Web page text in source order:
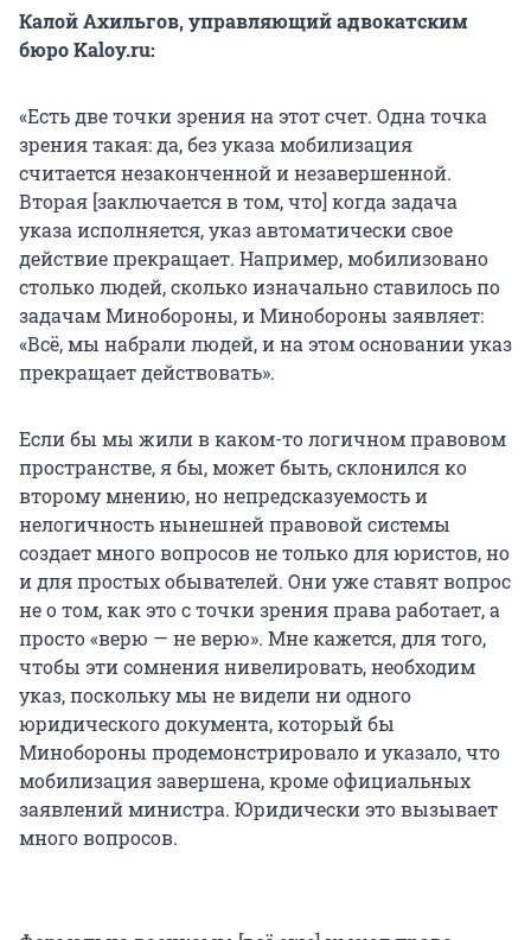
Калой Ахильгов, управляющий адвокатским
бюро Kaloy.ru:
«Есть две точки зрения на этот счет. Одна точка
зрения такая: да, без указа мобилизация
считается незаконченной и незавершенной.
Вторая [заключается в том, что] когда задача
указа исполняется, указ автоматически свое
действие прекращает. Например, мобилизовано
столько людей, сколько изначально ставилось по
задачам Минобороны, и Минобороны заявляет:
«Всё, мы набрали людей, и на этом основании указ
прекращает действовать».
Если бы мы жили в каком-то логичном правовом
пространстве, я бы, может быть, склонился ко
второму мнению, но непредсказуемость и
нелогичность нынешней правовой системы
создает много вопросов не только для юристов, но
и для простых обывателей. Они уже ставят вопрос
не о том, как это с точки зрения права работает, а
просто «верю — не верю». Мне кажется, для того,
чтобы эти сомнения нивелировать, необходим
указ, поскольку мы не видели ни одного
юридического документа, который бы
Минобороны продемонстрировало и указало, что
мобилизация завершена, кроме официальных
заявлений министра. Юридически это вызывает
много вопросов.